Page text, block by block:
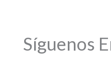
Síguenos